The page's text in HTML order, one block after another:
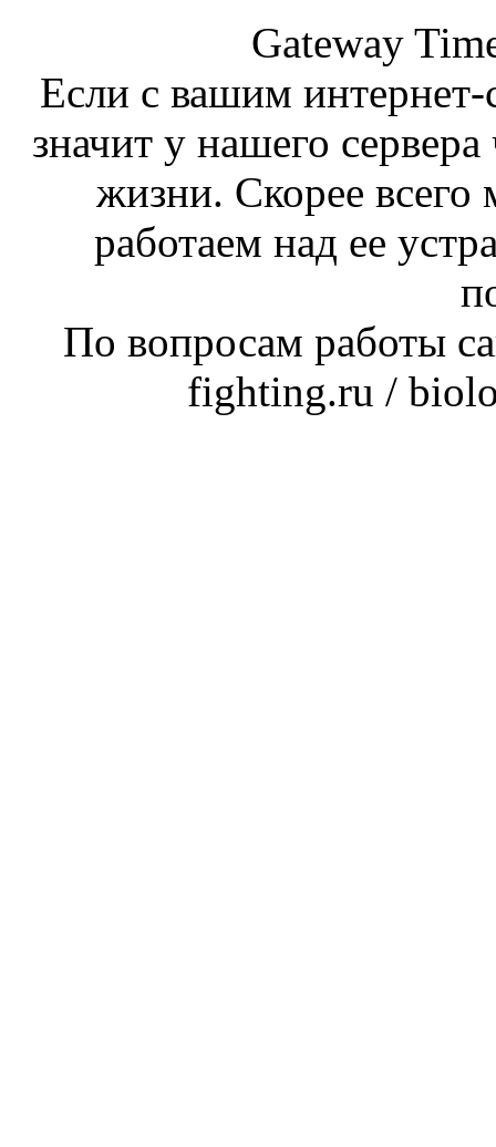
Gateway
Если с вашим интернет-
значит у нашего
жизни. Скорее
работаем над ее
По вопросам работы
fighting.ru /